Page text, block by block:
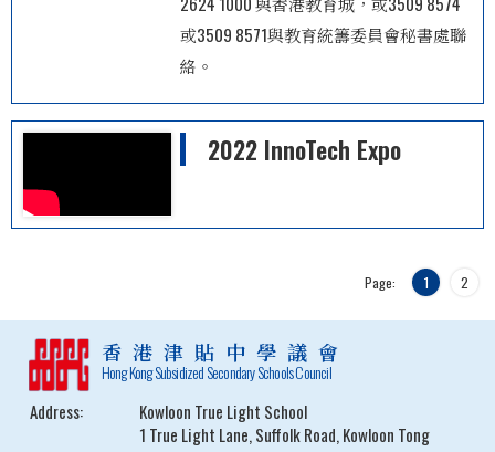
或3509 8571與教育統籌委員會秘書處聯
絡。
2022 InnoTech Expo
Page: 1 2
香港津貼中學議會
Hong Kong Subsidized Secondary Schools Council
Address:
Kowloon True Light School
1 True Light Lane, Suffolk Road, Kowloon Tong